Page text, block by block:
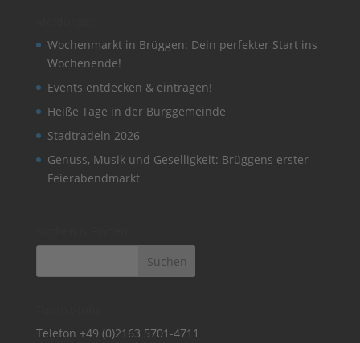
Wochenmarkt in Brüggen: Dein perfekter Start ins
Wochenende!
Events entdecken & eintragen!
Heiße Tage in der Burggemeinde
Stadtradeln 2026
Genuss, Musik und Geselligkeit: Brüggens erster
Feierabendmarkt
Telefon +49 (0)2163 5701-4711